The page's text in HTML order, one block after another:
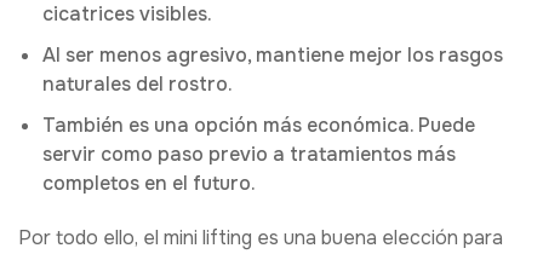
cicatrices visibles.
Al ser menos agresivo, mantiene mejor los rasgos
naturales del rostro.
También es una opción más económica. Puede
servir como paso previo a tratamientos más
completos en el futuro.
Por todo ello, el mini lifting es una buena elección para